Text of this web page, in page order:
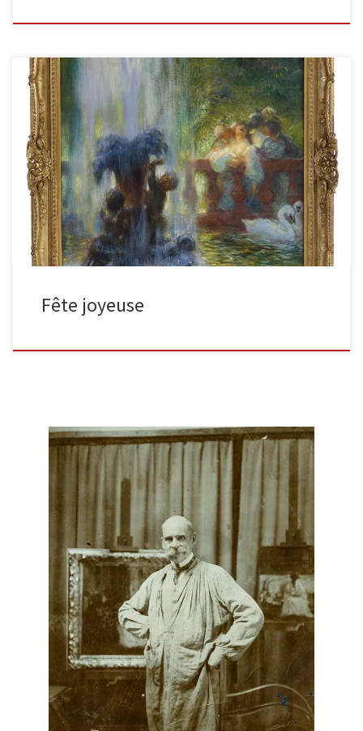
La fête joyeuse, 1899, Huile sur toile 101 x 81,5 cm. (39.8 x 32.1 in.)
signée et datée en bas […]
Fête joyeuse